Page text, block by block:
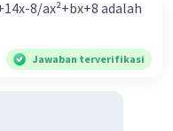
8/ax²+bx+8 adalah
Jawaban terverifikasi